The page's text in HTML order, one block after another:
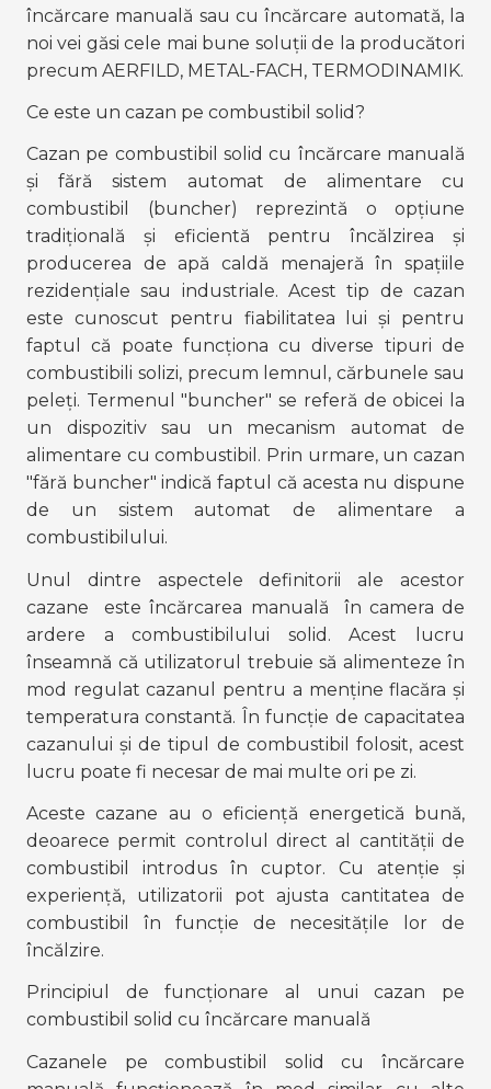
încărcare manuală sau cu încărcare automată, la
noi vei găsi cele mai bune soluții de la producători
precum AERFILD, METAL-FACH, TERMODINAMIK.
Ce este un cazan pe combustibil solid?
Cazan pe combustibil solid cu încărcare manuală
și fără sistem automat de alimentare cu
combustibil (buncher) reprezintă o opțiune
tradițională și eficientă pentru încălzirea și
producerea de apă caldă menajeră în spațiile
rezidențiale sau industriale. Acest tip de cazan
este cunoscut pentru fiabilitatea lui și pentru
faptul că poate funcționa cu diverse tipuri de
combustibili solizi, precum lemnul, cărbunele sau
peleți. Termenul "buncher" se referă de obicei la
un dispozitiv sau un mecanism automat de
alimentare cu combustibil. Prin urmare, un cazan
"fără buncher" indică faptul că acesta nu dispune
de un sistem automat de alimentare a
combustibilului.
Unul dintre aspectele definitorii ale acestor
cazane  este încărcarea manuală  în camera de
ardere a combustibilului solid. Acest lucru
înseamnă că utilizatorul trebuie să alimenteze în
mod regulat cazanul pentru a menține flacăra și
temperatura constantă. În funcție de capacitatea
cazanului și de tipul de combustibil folosit, acest
lucru poate fi necesar de mai multe ori pe zi.
Aceste cazane au o eficiență energetică bună,
deoarece permit controlul direct al cantității de
combustibil introdus în cuptor. Cu atenție și
experiență, utilizatorii pot ajusta cantitatea de
combustibil în funcție de necesitățile lor de
încălzire.
Principiul de funcționare al unui cazan pe
combustibil solid cu încărcare manuală
Cazanele pe combustibil solid cu încărcare